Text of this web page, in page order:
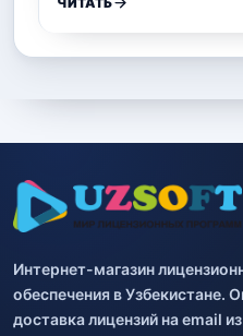
Интернет-магазин
обеспечения в Узбекистане.
доставка лицензий на email